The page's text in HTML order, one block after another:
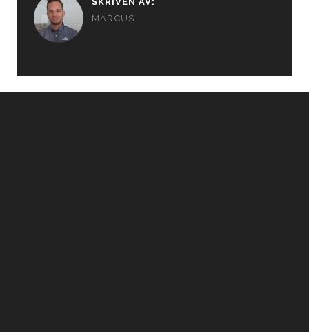
MARCUS